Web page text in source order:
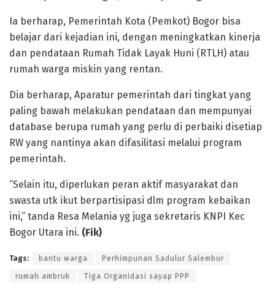
Ia berharap, Pemerintah Kota (Pemkot) Bogor bisa
belajar dari kejadian ini, dengan meningkatkan kinerja
dan pendataan Rumah Tidak Layak Huni (RTLH) atau
rumah warga miskin yang rentan.
Dia berharap, Aparatur pemerintah dari tingkat yang
paling bawah melakukan pendataan dan mempunyai
database berupa rumah yang perlu di perbaiki disetiap
RW yang nantinya akan difasilitasi melalui program
pemerintah.
“Selain itu, diperlukan peran aktif masyarakat dan
swasta utk ikut berpartisipasi dlm program kebaikan
ini,” tanda Resa Melania yg juga sekretaris KNPI Kec
Bogor Utara ini. (Fik)
Tags: bantu warga Perhimpunan Sadulur Salembur
rumah ambruk Tiga Organidasi sayap PPP